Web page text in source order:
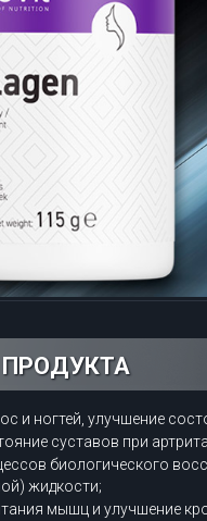
и ногтей, улучшение
суставов при
биологического
жидкости;
мышц и улучшение